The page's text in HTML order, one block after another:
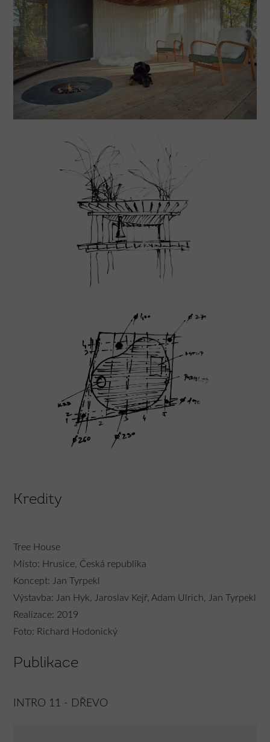
Kredity
Tree House
Místo: Hrusice, Česká republika
Koncept: Jan Tyrpekl
Výstavba: Jan Hyk, Jaroslav Kejř, Adam Ulrich, Jan Tyrpekl
Realizace: 2019
Foto: Richard Hodonický
Publikace
INTRO 11 - DŘEVO